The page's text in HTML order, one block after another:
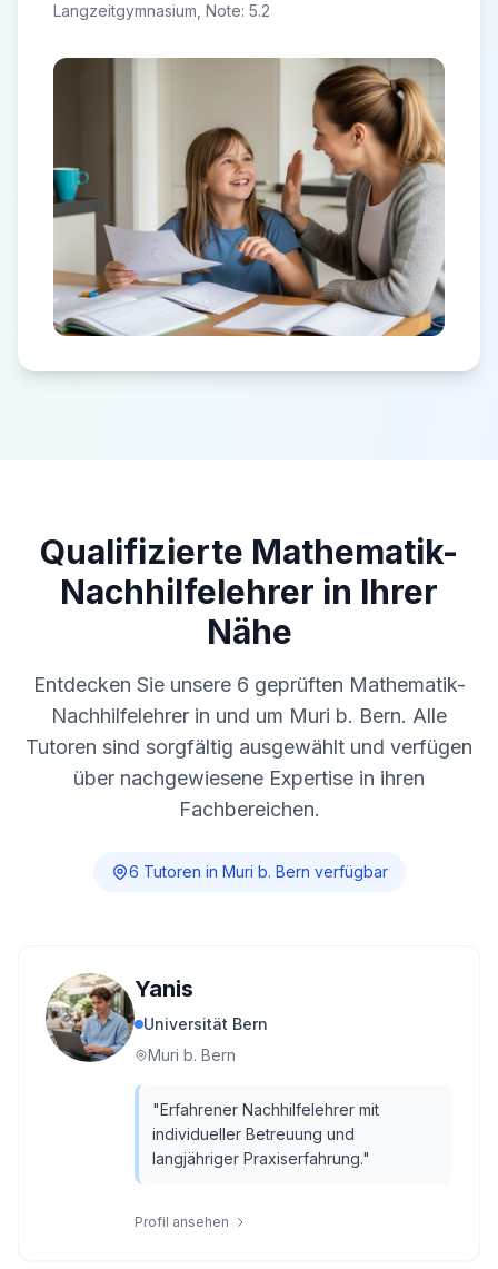
Langzeitgymnasium, Note: 5.2
Qualifizierte Mathematik-
Nachhilfelehrer in Ihrer
Nähe
Entdecken Sie unsere 6 geprüften Mathematik-
Nachhilfelehrer in und um Muri b. Bern. Alle
Tutoren sind sorgfältig ausgewählt und verfügen
über nachgewiesene Expertise in ihren
Fachbereichen.
6 Tutoren in Muri b. Bern verfügbar
Yanis
Universität Bern
Muri b. Bern
"Erfahrener Nachhilfelehrer mit
individueller Betreuung und
langjähriger Praxiserfahrung."
Profil ansehen